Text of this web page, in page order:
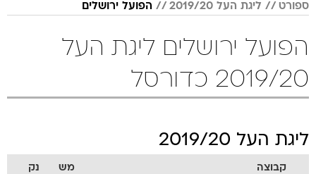
ספורט ליגת העל 2019/20 הפועל ירושלים
הפועל ירושלים ליגת העל
2019/20 כדורסל
ליגת העל 2019/20
קבוצה מש נק